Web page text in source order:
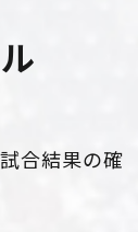
合結果の確